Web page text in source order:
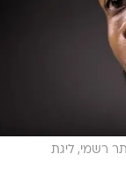
רשמי, ליגת